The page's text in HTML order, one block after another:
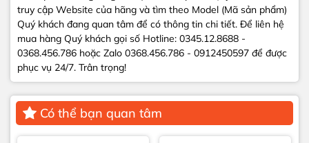
truy cập Website của hãng và tìm theo Model (Mã sản phẩm)
Quý khách đang quan tâm để có thông tin chi tiết. Để liên hệ
mua hàng Quý khách gọi số Hotline: 0345.12.8688 -
0368.456.786 hoặc Zalo 0368.456.786 - 0912450597 để được
phục vụ 24/7. Trân trọng!
Có thể bạn quan tâm